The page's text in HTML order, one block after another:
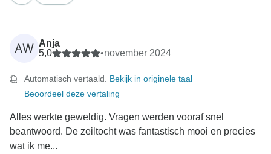
AW Anja
5,0
•november 2024
Automatisch vertaald. Bekijk in originele taal
Beoordeel deze vertaling
Alles werkte geweldig. Vragen werden vooraf snel
beantwoord. De zeiltocht was fantastisch mooi en precies
wat ik me...